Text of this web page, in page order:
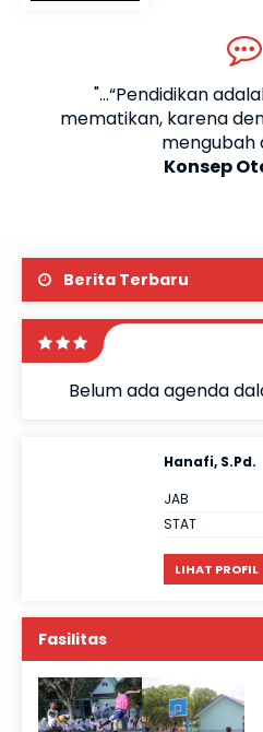
Selengkapnya
"...“Pendidikan
mematikan, karena
mengubah
Konsep
Berita Terbaru
Taekwondo
Lampung Cup
Sidomulyo – Kontingen
Sidomulyo kembali
pada..
Belum ada agenda
Hanafi, S.Pd.
JAB
STAT
LIHAT PROFIL
Fasilitas